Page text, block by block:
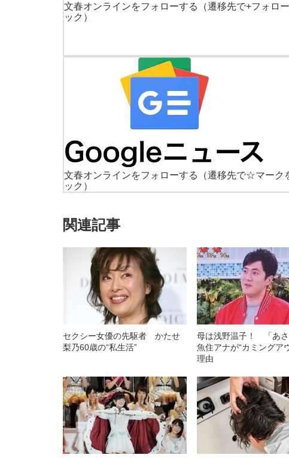
文春オンラインをフォローする
（遷移先で+フォロ
ック）
文春オンラインをフォローする
（遷移先で☆マーク
ック）
関連記事
セクシー女優の先駆者 かたせ
梨乃60歳の“私生活”
母は浅野温子！ 「あさ
魚住アナが“カミングア
理由